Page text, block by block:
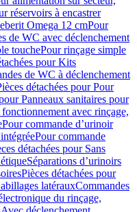
réservoirs à encastrer
Omega 12 cmPour
de WC avec déclenchement
touchePour rinçage simple
pour Kits
de WC à déclenchement
détachées pour Pour
Panneaux sanitaires pour
avec rinçage,
Pour commande d’urinoir
Pour commande
détachées pour Sans
Séparations d’urinoirs
Pièces détachées pour
latérauxCommandes
du rinçage,